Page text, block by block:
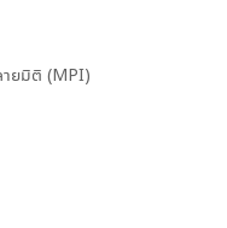
ายมิติ (MPI)